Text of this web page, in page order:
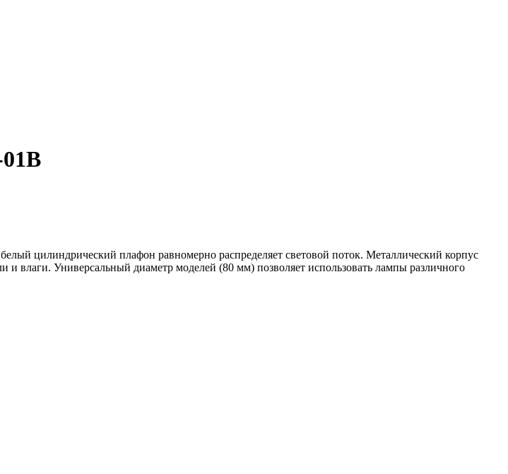
цилиндрический плафон равномерно распределяет световой поток. Металлический корпус
влаги. Универсальный диаметр моделей (80 мм) позволяет использовать лампы различного